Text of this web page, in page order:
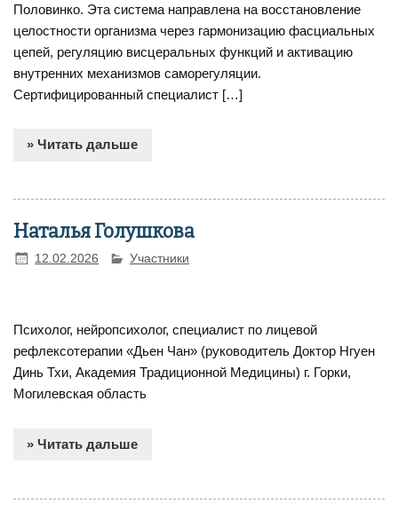
Половинко. Эта система направлена на восстановление
целостности организма через гармонизацию фасциальных
цепей, регуляцию висцеральных функций и активацию
внутренних механизмов саморегуляции.
Сертифицированный специалист […]
» Читать дальше
Наталья Голушкова
12.02.2026 Участники
Психолог, нейропсихолог, специалист по лицевой
рефлексотерапии «Дьен Чан» (руководитель Доктор Нгуен
Динь Тхи, Академия Традиционной Медицины) г. Горки,
Могилевская область
» Читать дальше